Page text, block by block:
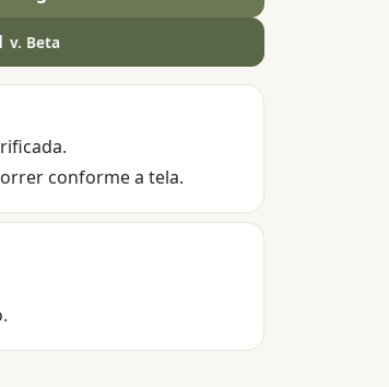
v. Beta
conforme a tela.